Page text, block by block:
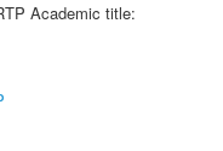
Academic title: